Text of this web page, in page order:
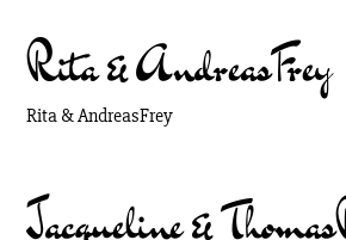
Rita & AndreasFrey
Rita & AndreasFrey
Jacqueline & Thomas